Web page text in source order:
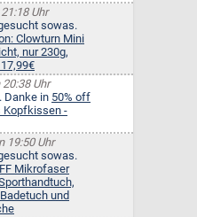
Uhr
sowas.
Clowturn Mini
nur 230g,
Uhr
Danke in 50% off
Kopfkissen -
19:50 Uhr
sowas.
Mikrofaser
und